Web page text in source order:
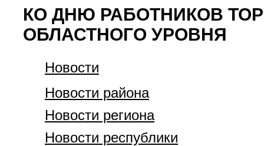
КО ДНЮ РАБОТНИКОВ
ОБЛАСТНОГО УРОВНЯ
Новости
Новости района
Новости региона
Новости республики